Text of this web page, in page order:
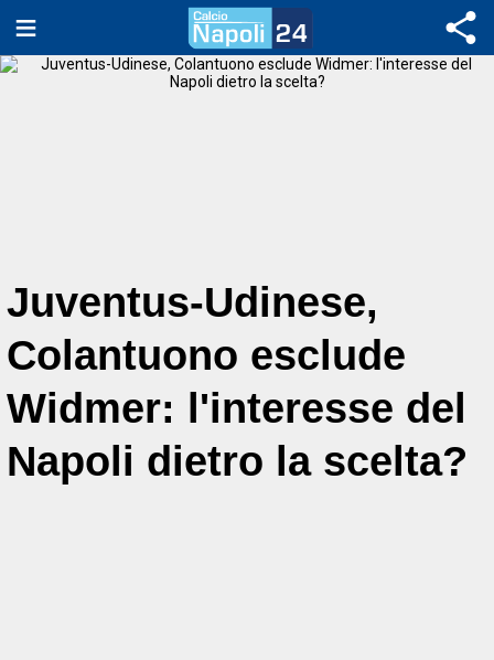
Juventus-Udinese,
Colantuono esclude
Widmer: l'interesse del
Napoli dietro la scelta?